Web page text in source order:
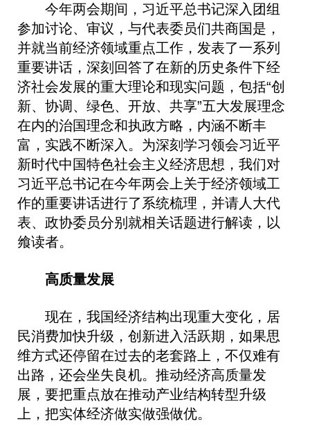
今年两会期间，习近平总书记深入团组
参加讨论、审议，与代表委员们共商国是，
并就当前经济领域重点工作，发表了一系列
重要讲话，深刻回答了在新的历史条件下经
济社会发展的重大理论和现实问题，包括“创
新、协调、绿色、开放、共享”五大发展理念
在内的治国理念和执政方略，内涵不断丰
富，实践不断深入。为深刻学习领会习近平
新时代中国特色社会主义经济思想，我们对
习近平总书记在今年两会上关于经济领域工
作的重要讲话进行了系统梳理，并请人大代
表、政协委员分别就相关话题进行解读，以
飨读者。
高质量发展
现在，我国经济结构出现重大变化，居
民消费加快升级，创新进入活跃期，如果思
维方式还停留在过去的老套路上，不仅难有
出路，还会坐失良机。推动经济高质量发
展，要把重点放在推动产业结构转型升级
上，把实体经济做实做强做优。